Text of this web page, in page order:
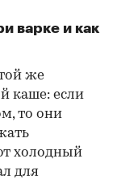
варке и как
же
каше: если
то они
холодный
для